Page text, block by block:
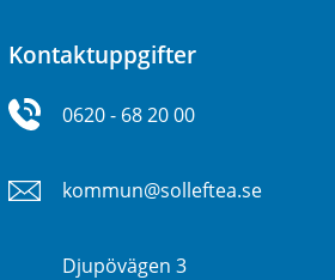
Kontaktuppgifter
0620 - 68 20 00
kommun@solleftea.se
Djupövägen 3